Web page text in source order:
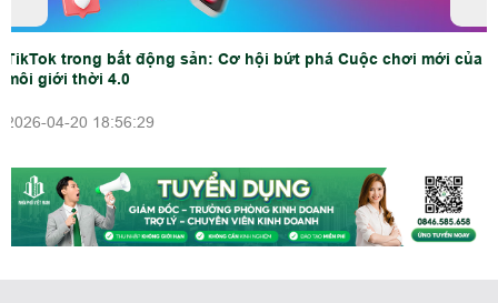
TikTok trong bất động sản: Cơ hội bứt phá Cuộc chơi mới của
môi giới thời 4.0
2026-04-20 18:56:29